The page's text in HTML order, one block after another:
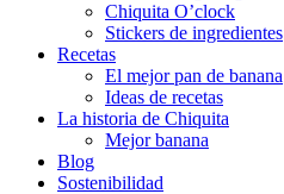
Chiquita O’clock
Stickers de ingredientes
Recetas
El mejor pan de banana
Ideas de recetas
La historia de Chiquita
Mejor banana
Blog
Sostenibilidad